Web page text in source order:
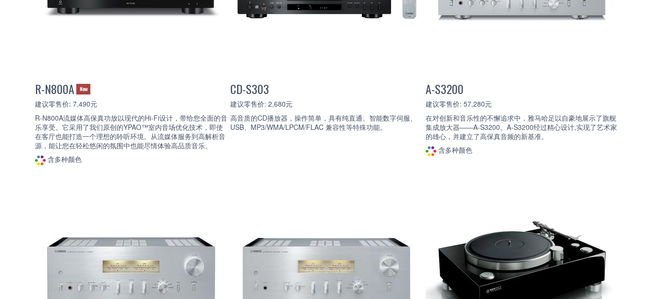
R-N800A New
建议零售价: 7,490元
R-N800A流媒体高保真功放以现代的Hi-Fi设计，带给您全面的音
乐享受。它采用了我们原创的YPAO™室内音场优化技术，即使
在客厅也能打造一个理想的聆听环境。从流媒体服务到高解析音
源，能让您在轻松悠闲的氛围中也能尽情体验高品质音乐。
含多种颜色
CD-S303
建议零售价: 2,680元
高音质的CD播放器，操作简单，具有纯直通、智能数字伺服、
USB、MP3/WMA/LPCM/FLAC 兼容性等特殊功能。
A-S3200
建议零售价: 57,280元
在对创新和音乐性的不懈追求中，雅马哈足以自豪地展示了旗舰
集成放大器——A-S3200。A-S3200经过精心设计,实现了艺术家
的雄心，并建立了高保真音频的新基准。
含多种颜色